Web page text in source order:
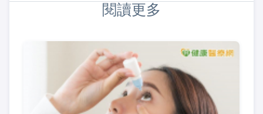
閱讀更多